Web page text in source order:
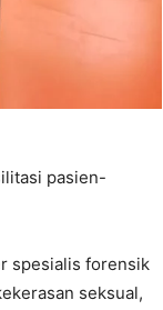
pasien-
spesialis forensik
seksual,